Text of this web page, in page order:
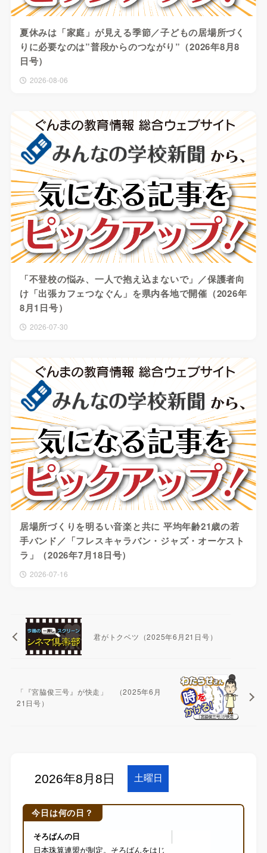
夏休みは「家庭」が見える季節／子どもの居場所づく
りに必要なのは”普段からのつながり”（2026年8月8
日号）
2026-08-06
「不登校の悩み、一人で抱え込まないで」／保護者向
け「出張カフェつなぐん」を県内各地で開催（2026年
8月1日号）
2026-07-30
居場所づくりを明るい音楽と共に 平均年齢21歳の若
手バンド／「フレスキャラバン・ジャズ・オーケスト
ラ」（2026年7月18日号）
2026-07-16
君がトクベツ（2025年6月21日号）
「『宮脇俊三号』が快走」 （2025年6月
21日号）
今日は何の日？